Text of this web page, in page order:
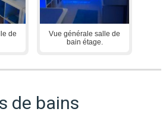
de
Vue générale salle de
bain étage.
de bains